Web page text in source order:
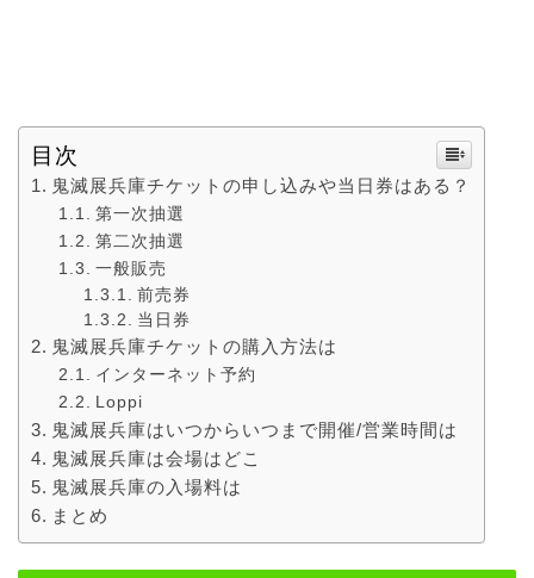
目次
鬼滅展兵庫チケットの申し込みや当日券はある？
第一次抽選
第二次抽選
一般販売
前売券
当日券
鬼滅展兵庫チケットの購入方法は
インターネット予約
Loppi
鬼滅展兵庫はいつからいつまで開催/営業時間は
鬼滅展兵庫は会場はどこ
鬼滅展兵庫の入場料は
まとめ